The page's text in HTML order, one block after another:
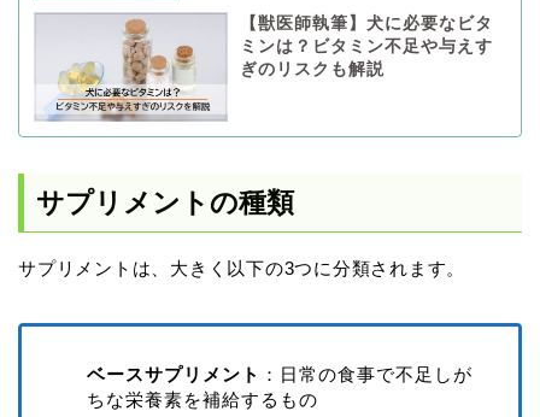
【獣医師執筆】犬に必要なビタ
ミンは？ビタミン不足や与えす
ぎのリスクも解説
サプリメントの種類
サプリメントは、大きく以下の3つに分類されます。
ベースサプリメント ：日常の食事で不足しが
ちな栄養素を補給するもの